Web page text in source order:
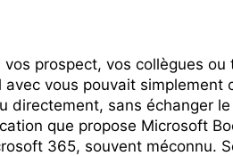
prospect, vos collègues ou
vous pouvait simplement
directement, sans échanger
que propose Microsoft
365, souvent méconnu.